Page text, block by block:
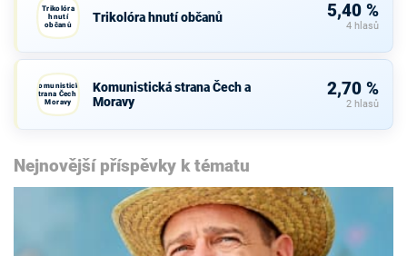
Trikolóra
hnutí
občanů
Trikolóra hnutí občanů 5,40 %
4 hlasů
Komunistická
strana Čech a
Moravy
Komunistická strana Čech a
Moravy
2,70 %
2 hlasů
Nejnovější příspěvky k tématu